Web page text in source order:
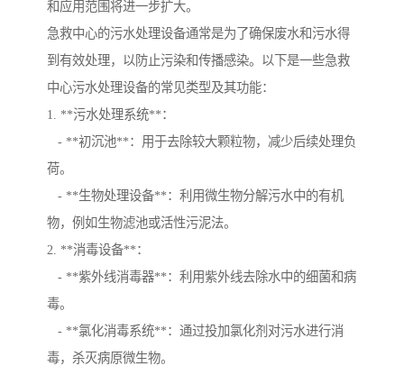
和应用范围将进一步扩大。
急救中心的污水处理设备通常是为了确保废水和污水得
到有效处理，以防止污染和传播感染。以下是一些急救
中心污水处理设备的常见类型及其功能：
1. **污水处理系统**：
- **初沉池**：用于去除较大颗粒物，减少后续处理负
荷。
- **生物处理设备**：利用微生物分解污水中的有机
物，例如生物滤池或活性污泥法。
2. **消毒设备**：
- **紫外线消毒器**：利用紫外线去除水中的细菌和病
毒。
- **氯化消毒系统**：通过投加氯化剂对污水进行消
毒，杀灭病原微生物。